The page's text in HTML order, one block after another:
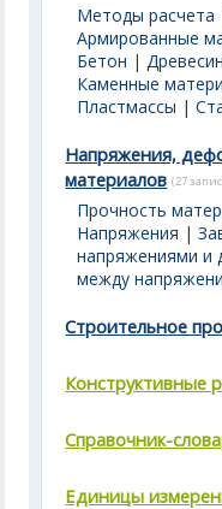
Методы расчета
Армированные
Бетон |
Каменные
Пластмассы |
Напряжения,
материалов (27
Прочность
Напряжения |
напряжениями и
между
Строительное
Конструктивные
Справочник-
Единицы